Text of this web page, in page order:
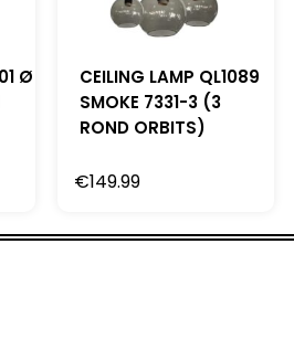
Ø
CEILING LAMP QL1089
SMOKE 7331-3 (3
ROND ORBITS)
€149.99